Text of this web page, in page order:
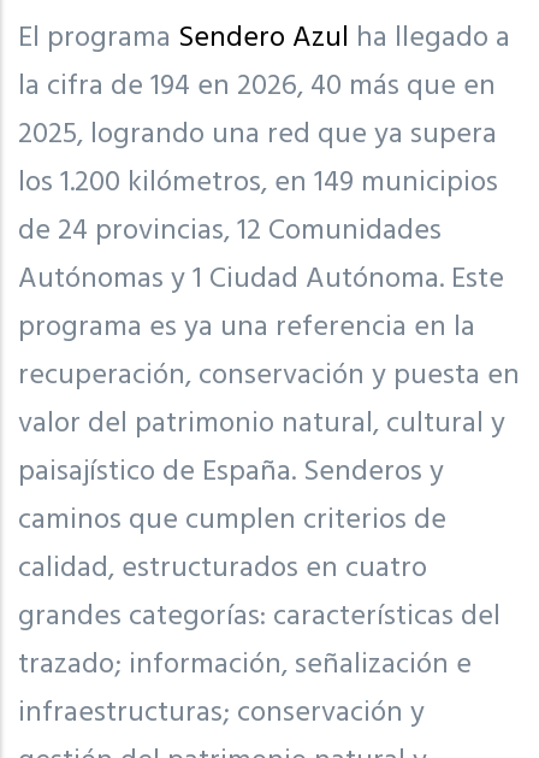
El programa Sendero Azul ha llegado a
la cifra de 194 en 2026, 40 más que en
2025, logrando una red que ya supera
los 1.200 kilómetros, en 149 municipios
de 24 provincias, 12 Comunidades
Autónomas y 1 Ciudad Autónoma. Este
programa es ya una referencia en la
recuperación, conservación y puesta en
valor del patrimonio natural, cultural y
paisajístico de España. Senderos y
caminos que cumplen criterios de
calidad, estructurados en cuatro
grandes categorías: características del
trazado; información, señalización e
infraestructuras; conservación y